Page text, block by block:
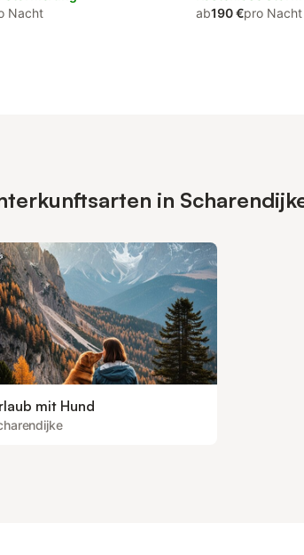
Nacht
ab190 €pro Nacht
in
mit Hund